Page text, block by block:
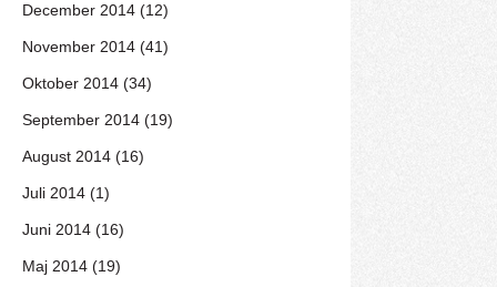
December 2014 (12)
November 2014 (41)
Oktober 2014 (34)
September 2014 (19)
August 2014 (16)
Juli 2014 (1)
Juni 2014 (16)
Maj 2014 (19)